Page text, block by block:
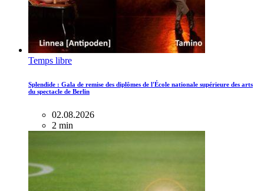
Temps libre
Splendide : Gala de remise des diplômes de l'École nationale supérieure des arts
du spectacle de Berlin
02.08.2026
2 min